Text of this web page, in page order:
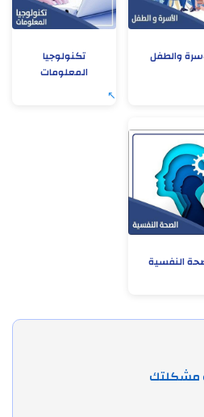
والطفل
تكنولوجيا
المعلومات
النفسية
مشكلتك